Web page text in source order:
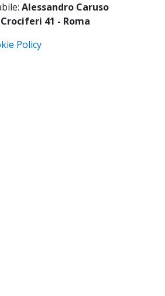
Alessandro Caruso
41 - Roma
Policy